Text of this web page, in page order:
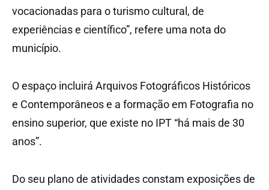
vocacionadas para o turismo cultural, de
experiências e científico”, refere uma nota do
município.
O espaço incluirá Arquivos Fotográficos Históricos
e Contemporâneos e a formação em Fotografia no
ensino superior, que existe no IPT “há mais de 30
anos”.
Do seu plano de atividades constam exposições de